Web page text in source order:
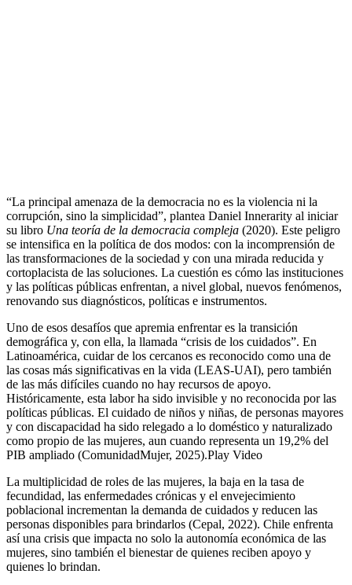
“La principal amenaza de la democracia no es la violencia ni la
corrupción, sino la simplicidad”, plantea Daniel Innerarity al iniciar
su libro Una teoría de la democracia compleja (2020). Este peligro
se intensifica en la política de dos modos: con la incomprensión de
las transformaciones de la sociedad y con una mirada reducida y
cortoplacista de las soluciones. La cuestión es cómo las instituciones
y las políticas públicas enfrentan, a nivel global, nuevos fenómenos,
renovando sus diagnósticos, políticas e instrumentos.
Uno de esos desafíos que apremia enfrentar es la transición
demográfica y, con ella, la llamada “crisis de los cuidados”. En
Latinoamérica, cuidar de los cercanos es reconocido como una de
las cosas más significativas en la vida (LEAS-UAI), pero también
de las más difíciles cuando no hay recursos de apoyo.
Históricamente, esta labor ha sido invisible y no reconocida por las
políticas públicas. El cuidado de niños y niñas, de personas mayores
y con discapacidad ha sido relegado a lo doméstico y naturalizado
como propio de las mujeres, aun cuando representa un 19,2% del
PIB ampliado (ComunidadMujer, 2025).Play Video
La multiplicidad de roles de las mujeres, la baja en la tasa de
fecundidad, las enfermedades crónicas y el envejecimiento
poblacional incrementan la demanda de cuidados y reducen las
personas disponibles para brindarlos (Cepal, 2022). Chile enfrenta
así una crisis que impacta no solo la autonomía económica de las
mujeres, sino también el bienestar de quienes reciben apoyo y
quienes lo brindan.